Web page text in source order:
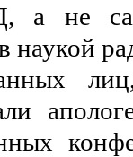
а не
наукой